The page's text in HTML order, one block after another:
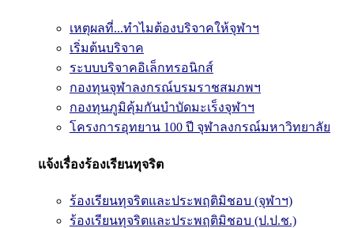
เหตุผลที่...ทำไมต้องบริจาคให้จุฬาฯ
เริ่มต้นบริจาค
ระบบบริจาคอิเล็กทรอนิกส์
กองทุนจุฬาลงกรณ์บรมราชสมภพฯ
กองทุนภูมิคุ้มกันบำบัดมะเร็งจุฬาฯ
โครงการอุทยาน 100 ปี จุฬาลงกรณ์มหาวิทยาลัย
แจ้งเรื่องร้องเรียนทุจริต
ร้องเรียนทุจริตและประพฤติมิชอบ (จุฬาฯ)
ร้องเรียนทุจริตและประพฤติมิชอบ (ป.ป.ช.)